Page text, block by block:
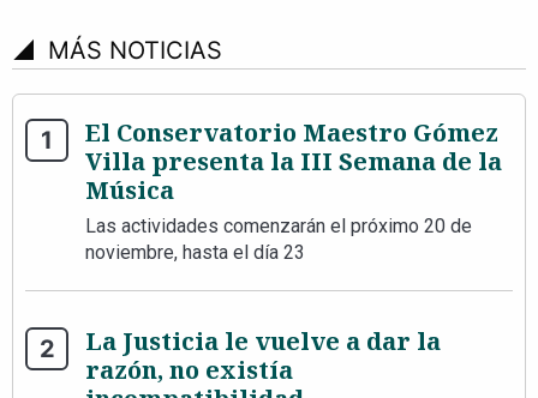
signal_cellular_4_bar MÁS NOTICIAS
El Conservatorio Maestro Gómez
Villa presenta la III Semana de la
Música
Las actividades comenzarán el próximo 20 de
noviembre, hasta el día 23
La Justicia le vuelve a dar la
razón, no existía